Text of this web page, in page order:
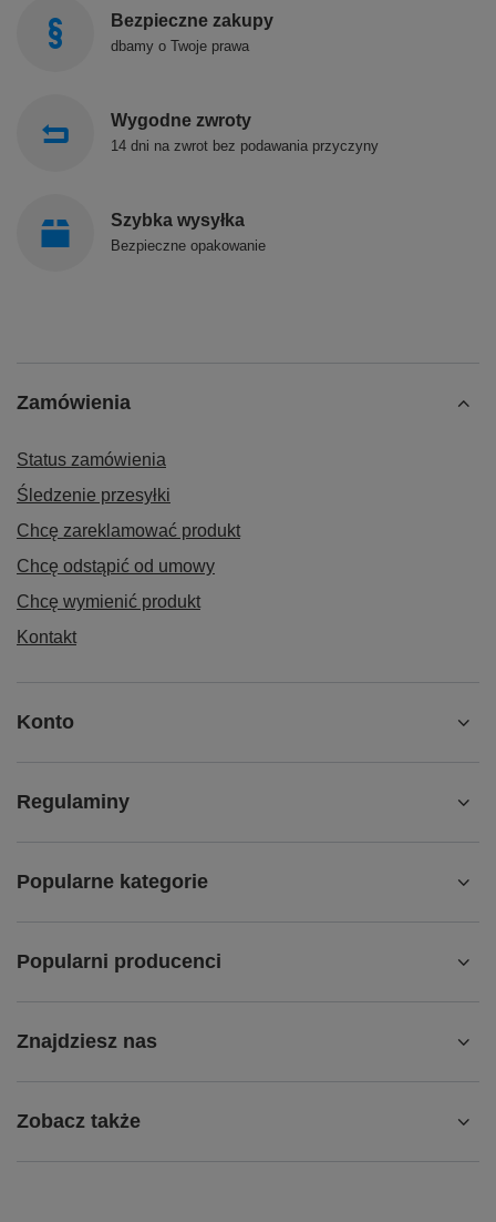
Bezpieczne zakupy
dbamy o Twoje prawa
Wygodne zwroty
14 dni na zwrot bez podawania przyczyny
Szybka wysyłka
Bezpieczne opakowanie
Zamówienia
Status zamówienia
Śledzenie przesyłki
Chcę zareklamować produkt
Chcę odstąpić od umowy
Chcę wymienić produkt
Kontakt
Konto
Regulaminy
Popularne kategorie
Popularni producenci
Znajdziesz nas
Zobacz także